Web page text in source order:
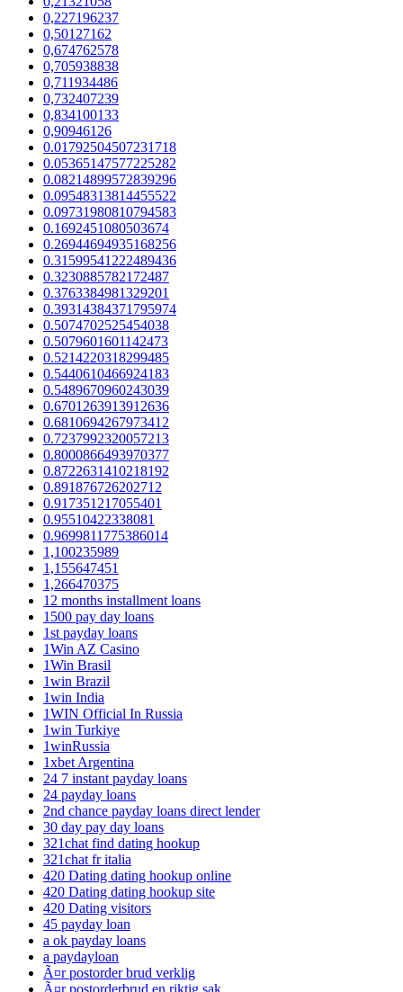
0,227196237
0,50127162
0,674762578
0,705938838
0,711934486
0,732407239
0,834100133
0,90946126
0.01792504507231718
0.05365147577225282
0.08214899572839296
0.09548313814455522
0.09731980810794583
0.1692451080503674
0.26944694935168256
0.31599541222489436
0.3230885782172487
0.3763384981329201
0.39314384371795974
0.5074702525454038
0.5079601601142473
0.5214220318299485
0.5440610466924183
0.5489670960243039
0.6701263913912636
0.6810694267973412
0.7237992320057213
0.8000866493970377
0.8722631410218192
0.891876726202712
0.917351217055401
0.95510422338081
0.9699811775386014
1,100235989
1,155647451
1,266470375
12 months installment loans
1500 pay day loans
1st payday loans
1Win AZ Casino
1Win Brasil
1win Brazil
1win India
1WIN Official In Russia
1win Turkiye
1winRussia
1xbet Argentina
24 7 instant payday loans
24 payday loans
2nd chance payday loans direct lender
30 day pay day loans
321chat find dating hookup
321chat fr italia
420 Dating dating hookup online
420 Dating dating hookup site
420 Dating visitors
45 payday loan
a ok payday loans
a paydayloan
Ã¤r postorder brud verklig
Ã¤r postorderbrud en riktig sak